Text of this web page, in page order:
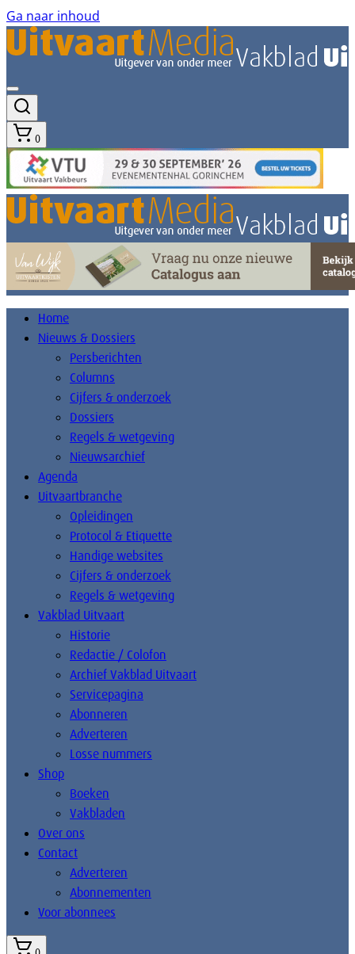
Ga naar inhoud
0
Home
Nieuws & Dossiers
Persberichten
Columns
Cijfers & onderzoek
Dossiers
Regels & wetgeving
Nieuwsarchief
Agenda
Uitvaartbranche
Opleidingen
Protocol & Etiquette
Handige websites
Cijfers & onderzoek
Regels & wetgeving
Vakblad Uitvaart
Historie
Redactie / Colofon
Archief Vakblad Uitvaart
Servicepagina
Abonneren
Adverteren
Losse nummers
Shop
Boeken
Vakbladen
Over ons
Contact
Adverteren
Abonnementen
Voor abonnees